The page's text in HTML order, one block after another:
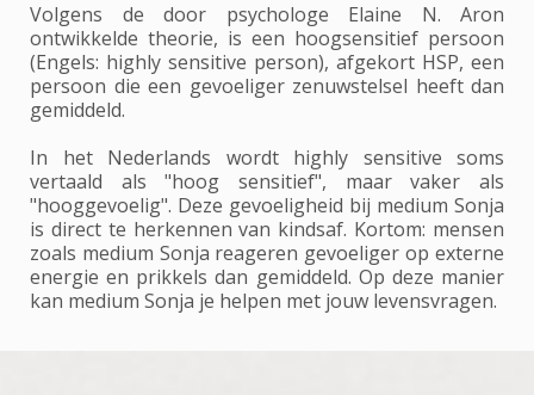
Volgens de door psychologe Elaine N. Aron
ontwikkelde theorie, is een hoogsensitief persoon
(Engels: highly sensitive person), afgekort HSP, een
persoon die een gevoeliger zenuwstelsel heeft dan
gemiddeld.
In het Nederlands wordt highly sensitive soms
vertaald als "hoog sensitief", maar vaker als
"hooggevoelig". Deze gevoeligheid bij medium Sonja
is direct te herkennen van kindsaf. Kortom: mensen
zoals medium Sonja reageren gevoeliger op externe
energie en prikkels dan gemiddeld. Op deze manier
kan medium Sonja je helpen met jouw levensvragen.